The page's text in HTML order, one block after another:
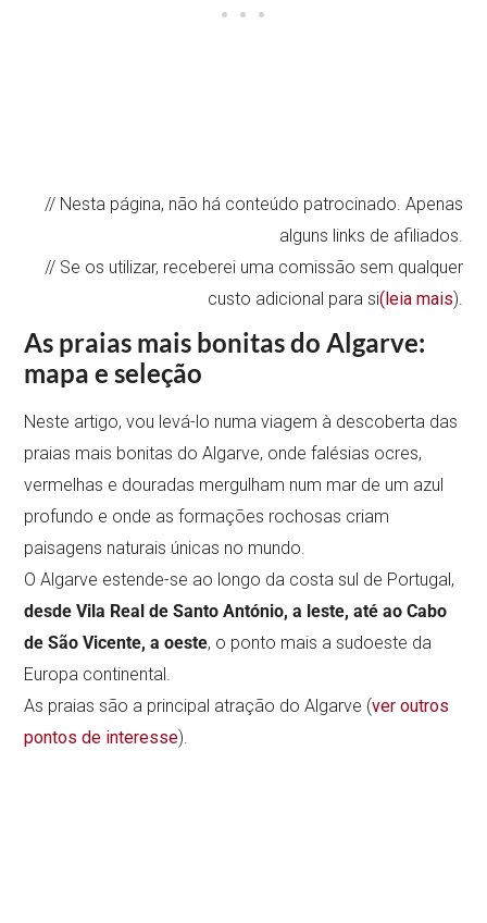
// Nesta página, não há conteúdo patrocinado. Apenas
alguns links de afiliados.
// Se os utilizar, receberei uma comissão sem qualquer
custo adicional para si(leia mais).
As praias mais bonitas do Algarve:
mapa e seleção
Neste artigo, vou levá-lo numa viagem à descoberta das
praias mais bonitas do Algarve, onde falésias ocres,
vermelhas e douradas mergulham num mar de um azul
profundo e onde as formações rochosas criam
paisagens naturais únicas no mundo.
O Algarve estende-se ao longo da costa sul de Portugal,
desde Vila Real de Santo António, a leste, até ao Cabo
de São Vicente, a oeste, o ponto mais a sudoeste da
Europa continental.
As praias são a principal atração do Algarve (ver outros
pontos de interesse).